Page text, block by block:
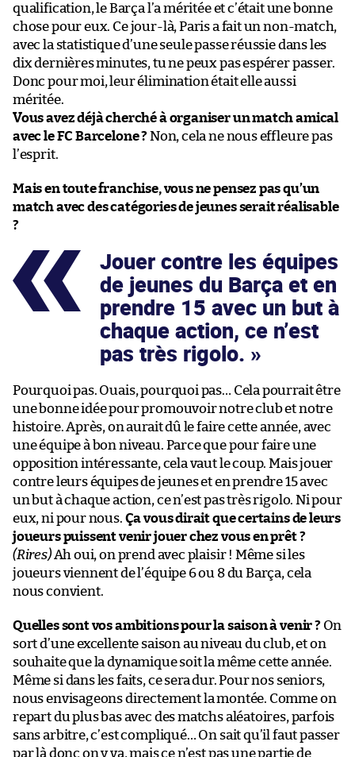
qualification, le Barça l’a méritée et c’était une bonne
chose pour eux. Ce jour-là, Paris a fait un non-match,
avec la statistique d’une seule passe réussie dans les
dix dernières minutes, tu ne peux pas espérer passer.
Donc pour moi, leur élimination était elle aussi
méritée.
Vous avez déjà cherché à organiser un match amical
avec le FC Barcelone ? Non, cela ne nous effleure pas
l’esprit.
Mais en toute franchise, vous ne pensez pas qu’un
match avec des catégories de jeunes serait réalisable
?
Jouer contre les équipes
de jeunes du Barça et en
prendre 15 avec un but à
chaque action, ce n’est
pas très rigolo.
Pourquoi pas. Ouais, pourquoi pas… Cela pourrait être
une bonne idée pour promouvoir notre club et notre
histoire. Après, on aurait dû le faire cette année, avec
une équipe à bon niveau. Parce que pour faire une
opposition intéressante, cela vaut le coup. Mais jouer
contre leurs équipes de jeunes et en prendre 15 avec
un but à chaque action, ce n’est pas très rigolo. Ni pour
eux, ni pour nous. Ça vous dirait que certains de leurs
joueurs puissent venir jouer chez vous en prêt ?
(Rires)Ah oui, on prend avec plaisir ! Même si les
joueurs viennent de l’équipe 6 ou 8 du Barça, cela
nous convient.
Quelles sont vos ambitions pour la saison à venir ? On
sort d’une excellente saison au niveau du club, et on
souhaite que la dynamique soit la même cette année.
Même si dans les faits, ce sera dur. Pour nos seniors,
nous envisageons directement la montée. Comme on
repart du plus bas avec des matchs aléatoires, parfois
sans arbitre, c’est compliqué… On sait qu’il faut passer
par là donc on y va, mais ce n’est pas une partie de